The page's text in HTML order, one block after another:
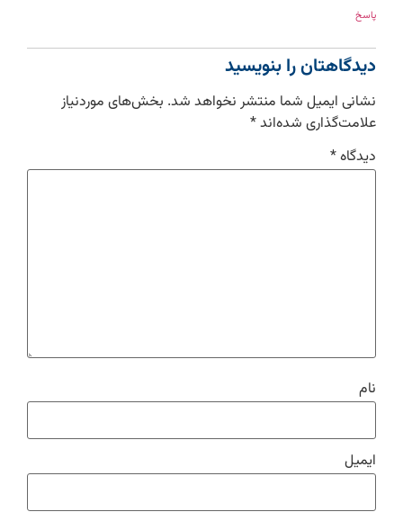
پاسخ
دیدگاهتان را بنویسید
نشانی ایمیل شما منتشر نخواهد شد. بخش‌های موردنیاز
علامت‌گذاری شده‌اند*
دیدگاه*
نام
ایمیل